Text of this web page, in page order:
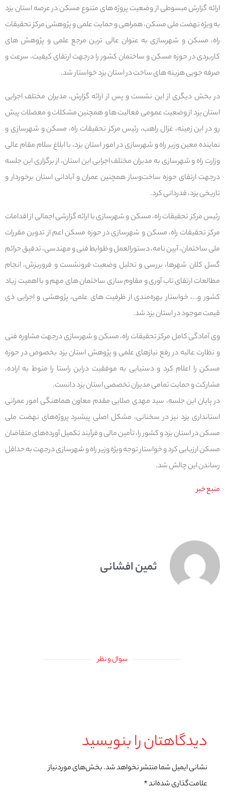
ارائه گزارش مبسوطی از وضعیت پروژه های متنوع مسکن در عرصه استان یزد
به ویژه نهضت ملی مسکن، همراهی و حمایت علمی و پژوهشی مرکز تحقیقات
راه، مسکن و شهرسازی به عنوان عالی ترین مرجع علمی و پژوهش های
کاربردی در حوزه مسکن و ساختمان کشور را درجهت ارتقای کیفیت، سرعت و
صرفه جویی هزینه های ساخت در استان یزد خواستار شد.
در بخش دیگری از این نشست و پس از ارائه گزارش، مدیران مختلف اجرایی
استان یزد از وضعیت عمومی فعالیت ها و همچنین مشکلات و معضلات پیش
رو در این زمینه، غزال راهب، رئیس مرکز تحقیقات راه، مسکن و شهرسازی و
نماینده معین وزیر راه و شهرسازی در امور استان یزد، با ابلاغ سلام مقام عالی
وزارت راه و شهرسازی به مدیران مختلف اجرایی این استان، از برگزاری این جلسه
درجهت ارتقای حوزه ‌ساخت‌وساز همچنین عمران و آبادانی استان برخوردار و
تاریخی یزد، قدردانی کرد.
رئیس مرکز تحقیقات راه، مسکن و شهرسازی با ارائه گزارشی اجمالی از اقدامات
مرکز تحقیقات راه، مسکن و شهرسازی در حوزه مسکن اعم از تدوین مقررات
ملی ساختمان، آیین نامه، دستورالعمل و ظوابط فنی و مهندسی، تدقیق حرائم
گسل کلان شهرها، بررسی و تحلیل وضعیت فرونشست و فروریزش، انجام
مطالعات ارتقای تاب آوری و مقاوم سازی ساختمان های مهم و با اهمیت زیاد
کشور و…، خواستار بهره‌مندی از ظرفیت های علمی، پژوهشی و اجرایی ذی
قیمت موجود در استان یزد شد.
وی آمادگی کامل مرکز تحقیقات راه، مسکن و شهرسازی درجهت مشاوره فنی
و نظارت عالیه در رفع نیازهای علمی و پژوهش استان یزد بخصوص در حوزه
مسکن را اعلام کرد و دستیابی به موفقیت دراین‌ راستا را منوط به اراده،
مشارکت و حمایت تمامی مدیران تخصصی استان یزد دانست.
در پایان این جلسه، سید مهدی صلایی مقدم معاون هماهنگی امور عمرانی
استانداری یزد نیز در سخنانی، مشکل اصلی پیشبرد پروژه‌های نهضت ملی
مسکن در استان یزد و کشور را، تأمین مالی و فرآیند تکمیل آورده‌های متقاضان
مسکن ارزیابی کرد و خواستار توجه ویژه وزیر راه و شهرسازی درجهت به حداقل
رساندن این چالش شد.
منبع خبر
ثمین افشانی
سوال و نظر
دیدگاهتان را بنویسید
نشانی ایمیل شما منتشر نخواهد شد.بخش‌های موردنیاز
علامت‌گذاری شده‌اند*